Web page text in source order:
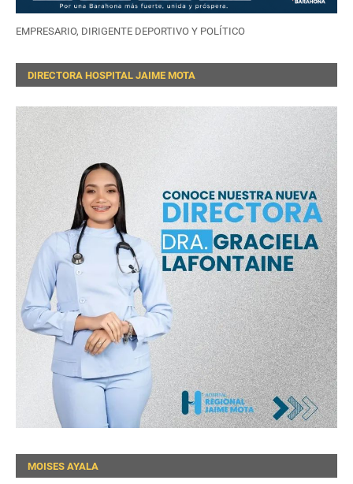
EMPRESARIO, DIRIGENTE DEPORTIVO Y POLÍTICO
DIRECTORA HOSPITAL JAIME MOTA
MOISES AYALA